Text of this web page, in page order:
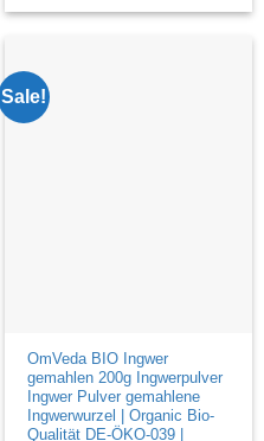
multiple
variants.
product
page
Sale!
OmVeda BIO Ingwer
gemahlen 200g Ingwerpulver
Ingwer Pulver gemahlene
Ingwerwurzel | Organic Bio-
Qualität DE-ÖKO-039 |